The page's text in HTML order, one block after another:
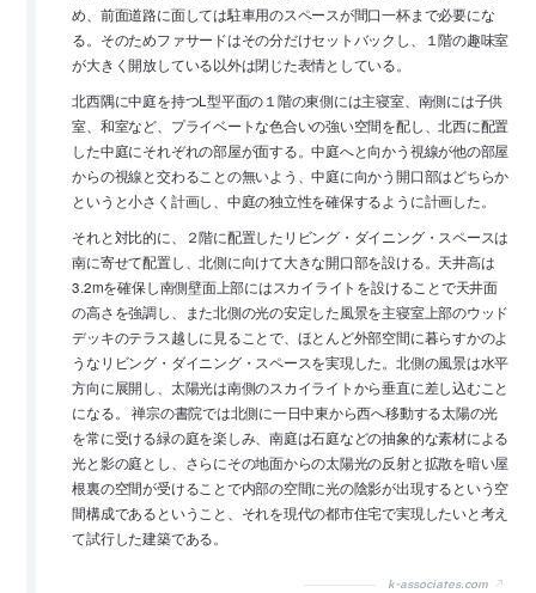
め、前面道路に面しては駐車用のスペースが間口一杯まで必要にな
る。そのためファサードはその分だけセットバックし、１階の趣味室
が大きく開放している以外は閉じた表情としている。
北西隅に中庭を持つL型平面の１階の東側には主寝室、南側には子供
室、和室など、プライベートな色合いの強い空間を配し、北西に配置
した中庭にそれぞれの部屋が面する。中庭へと向かう視線が他の部屋
からの視線と交わることの無いよう、中庭に向かう開口部はどちらか
というと小さく計画し、中庭の独立性を確保するように計画した。
それと対比的に、２階に配置したリビング・ダイニング・スペースは
南に寄せて配置し、北側に向けて大きな開口部を設ける。天井高は
3.2mを確保し南側壁面上部にはスカイライトを設けることで天井面
の高さを強調し、また北側の光の安定した風景を主寝室上部のウッド
デッキのテラス越しに見ることで、ほとんど外部空間に暮らすかのよ
うなリビング・ダイニング・スペースを実現した。北側の風景は水平
方向に展開し、太陽光は南側のスカイライトから垂直に差し込むこと
になる。 禅宗の書院では北側に一日中東から西へ移動する太陽の光
を常に受ける緑の庭を楽しみ、南庭は石庭などの抽象的な素材による
光と影の庭とし、さらにその地面からの太陽光の反射と拡散を暗い屋
根裏の空間が受けることで内部の空間に光の陰影が出現するという空
間構成であるということ、それを現代の都市住宅で実現したいと考え
て試行した建築である。
k-associates.com